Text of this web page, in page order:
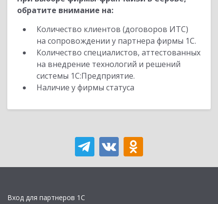
обратите внимание на:
Количество клиентов (договоров ИТС)
на сопровождении у партнера фирмы 1С.
Количество специалистов, аттестованных
на внедрение технологий и решений
системы 1С:Предприятие.
Наличие у фирмы статуса
Вход для партнеров 1С